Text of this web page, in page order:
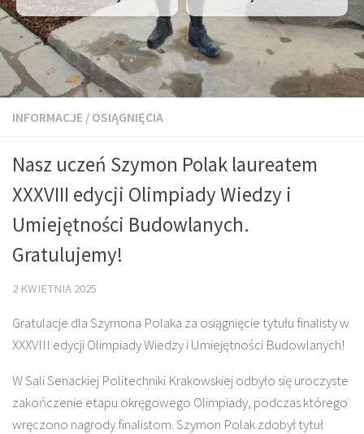
INFORMACJE / OSIĄGNIĘCIA
Nasz uczeń Szymon Polak laureatem
XXXVIII edycji Olimpiady Wiedzy i
Umiejętności Budowlanych.
Gratulujemy!
2 KWIETNIA 2025
Gratulacje dla Szymona Polaka za osiągnięcie tytułu finalisty w
XXXVIII edycji Olimpiady Wiedzy i Umiejętności Budowlanych!
W Sali Senackiej Politechniki Krakowskiej odbyło się uroczyste
zakończenie etapu okręgowego Olimpiady, podczas którego
wręczono nagrody finalistom. Szymon Polak zdobył tytuł